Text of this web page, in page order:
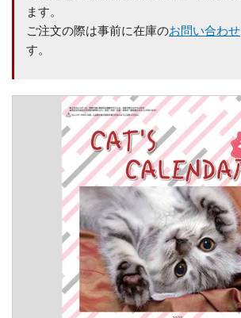
ます。
ご注文の際は事前に在庫のお問い合わせ
す。